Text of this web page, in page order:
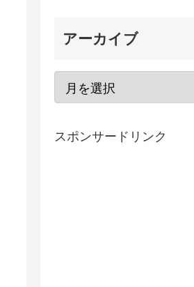
アーカイブ
スポンサードリンク